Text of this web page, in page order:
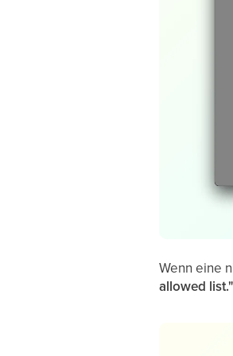
Wenn eine
allowed list."